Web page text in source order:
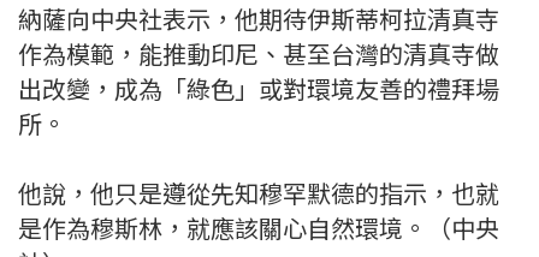
納薩向中央社表示，他期待伊斯蒂柯拉清真寺
作為模範，能推動印尼、甚至台灣的清真寺做
出改變，成為「綠色」或對環境友善的禮拜場
所。
他說，他只是遵從先知穆罕默德的指示，也就
是作為穆斯林，就應該關心自然環境。（中央